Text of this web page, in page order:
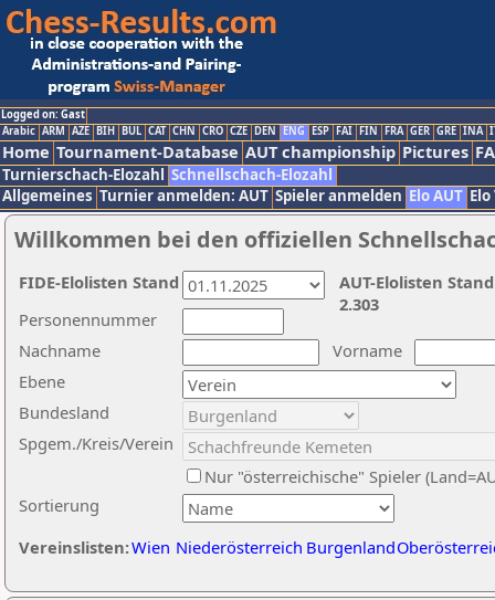
Logged on: Gast
Arabic ARM AZE BIH BUL CAT CHN CRO CZE DEN ENG ESP FAI FIN FRA GER GRE INA
Home Tournament-Database AUT championship Pictures
Turnierschach-Elozahl Schnellschach-Elozahl
Allgemeines Turnier anmelden: AUT Spieler anmelden Elo AUT
Willkommen bei den offiziellen
Nachname
Vorname
Ebene
Sortierung
Personennummer
Bundesland
Spgem./Kreis/Verein
Nur "österreichische" Spieler
Vereinslisten:Wien Niederösterreich Burgenland
AUT-Elolisten
2.303
FIDE-Elolisten Stand